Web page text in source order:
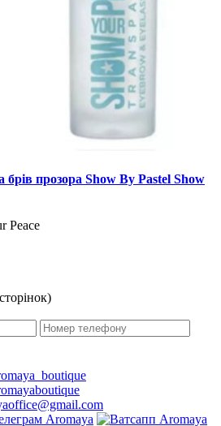
прозора Show By Pastel Show
Peace